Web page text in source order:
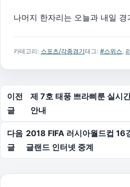
나머지 한자리는 오늘과 내일 경
카테고리: 스포츠/각종경기태그: #스위스,
글 탐색
이전
글
제 7호 태풍 쁘라삐룬 실시
안내
다음
글
2018 FIFA 러시아월드컵 16
글랜드 인터넷 중계